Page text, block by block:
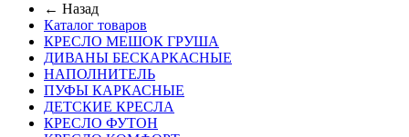
← Назад
Каталог товаров
КРЕСЛО МЕШОК ГРУША
ДИВАНЫ БЕСКАРКАСНЫЕ
НАПОЛНИТЕЛЬ
ПУФЫ КАРКАСНЫЕ
ДЕТСКИЕ КРЕСЛА
КРЕСЛО ФУТОН